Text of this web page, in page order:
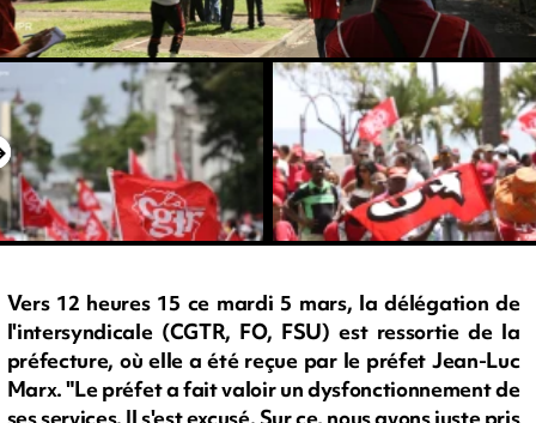
Vers 12 heures 15 ce mardi 5 mars, la délégation de
l'intersyndicale (CGTR, FO, FSU) est ressortie de la
préfecture, où elle a été reçue par le préfet Jean-Luc
Marx. "Le préfet a fait valoir un dysfonctionnement de